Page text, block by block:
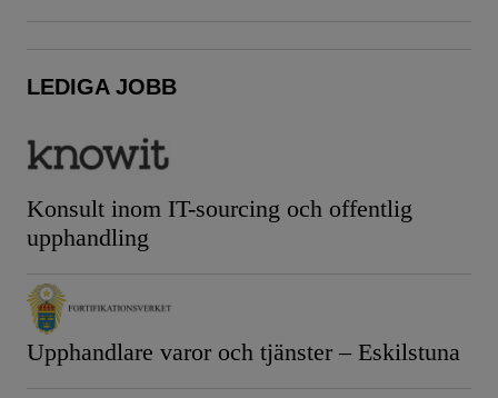
LEDIGA JOBB
Konsult inom IT-sourcing och offentlig
upphandling
Upphandlare varor och tjänster – Eskilstuna